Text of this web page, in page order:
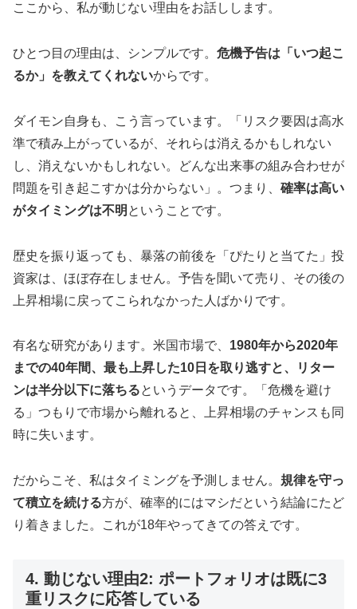
ここから、私が動じない理由をお話しします。
ひとつ目の理由は、シンプルです。 危機予告は「いつ起こ
るか」を教えてくれないからです。
ダイモン自身も、こう言っています。「リスク要因は高水
準で積み上がっているが、それらは消えるかもしれない
し、消えないかもしれない。どんな出来事の組み合わせが
問題を引き起こすかは分からない」。つまり、 確率は高い
がタイミングは不明 ということです。
歴史を振り返っても、暴落の前後を「ぴたりと当てた」投
資家は、ほぼ存在しません。予告を聞いて売り、その後の
上昇相場に戻ってこられなかった人ばかりです。
有名な研究があります。米国市場で、 1980年から2020年
までの40年間、最も上昇した10日を取り逃すと、リター
ンは半分以下に落ちるというデータです。「危機を避け
る」つもりで市場から離れると、上昇相場のチャンスも同
時に失います。
だからこそ、私はタイミングを予測しません。 規律を守っ
て積立を続ける方が、確率的にはマシだという結論にたど
り着きました。これが18年やってきての答えです。
4. 動じない理由2: ポートフォリオは既に3
重リスクに応答している